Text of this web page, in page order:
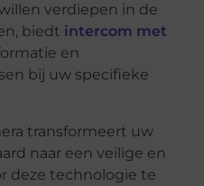
verdiepen in de
biedt intercom met
en
bij uw specifieke
transformeert uw
naar een veilige en
deze technologie te